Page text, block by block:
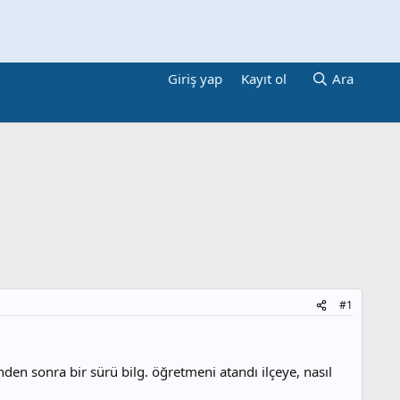
Giriş yap Kayıt ol Ara
#1
sonra bir sürü bilg. öğretmeni atandı ilçeye, nasıl